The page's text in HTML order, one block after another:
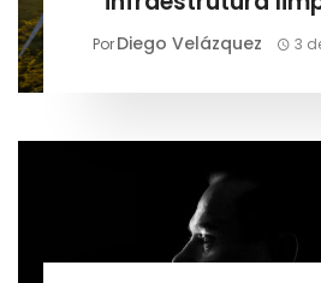
PorDiego Velázquez 3